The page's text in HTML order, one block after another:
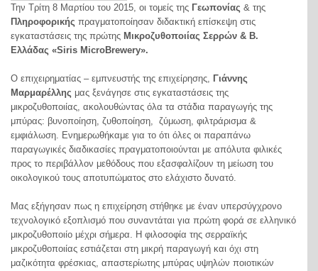
Την Τρίτη 8 Μαρτίου του 2015, οι τομείς της Γεωπονίας & της
Πληροφορικής πραγματοποίησαν διδακτική επίσκεψη στις
εγκαταστάσεις της πρώτης Μικροζυθοποιίας Σερρών & Β.
Ελλάδας «Siris MicroBrewery».
Ο επιχειρηματίας – εμπνευστής της επιχείρησης, Γιάννης
Μαρμαρέλλης μας ξενάγησε στις εγκαταστάσεις της
μικροζυθοποιίας, ακολουθώντας όλα τα στάδια παραγωγής της
μπύρας: βυνοποίηση, ζυθοποίηση, ζύμωση, φιλτράρισμα &
εμφιάλωση. Ενημερωθήκαμε για το ότι όλες οι παραπάνω
παραγωγικές διαδικασίες πραγματοποιούνται με απόλυτα φιλικές
προς το περιβάλλον μεθόδους που εξασφαλίζουν τη μείωση του
οικολογικού τους αποτυπώματος στο ελάχιστο δυνατό.
Μας εξήγησαν πως η επιχείρηση στήθηκε με έναν υπερσύγχρονο
τεχνολογικό εξοπλισμό που συναντάται για πρώτη φορά σε ελληνικό
μικροζυθοποιίο μέχρι σήμερα. Η φιλοσοφία της σερραϊκής
μικροζυθοποιίας εστιάζεται στη μικρή παραγωγή και όχι στη
μαζικότητα φρέσκιας, απαστερίωτης μπύρας υψηλών ποιοτικών